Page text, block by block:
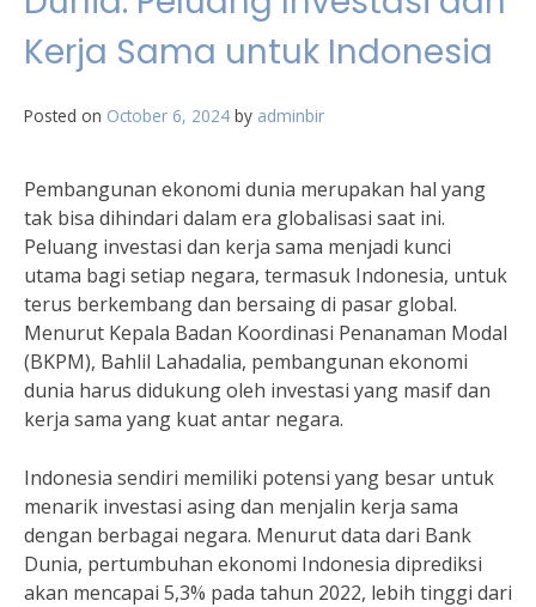
Kerja Sama untuk Indonesia
Posted on October 6, 2024 by adminbir
Pembangunan ekonomi dunia merupakan hal yang
tak bisa dihindari dalam era globalisasi saat ini.
Peluang investasi dan kerja sama menjadi kunci
utama bagi setiap negara, termasuk Indonesia, untuk
terus berkembang dan bersaing di pasar global.
Menurut Kepala Badan Koordinasi Penanaman Modal
(BKPM), Bahlil Lahadalia, pembangunan ekonomi
dunia harus didukung oleh investasi yang masif dan
kerja sama yang kuat antar negara.
Indonesia sendiri memiliki potensi yang besar untuk
menarik investasi asing dan menjalin kerja sama
dengan berbagai negara. Menurut data dari Bank
Dunia, pertumbuhan ekonomi Indonesia diprediksi
akan mencapai 5,3% pada tahun 2022, lebih tinggi dari